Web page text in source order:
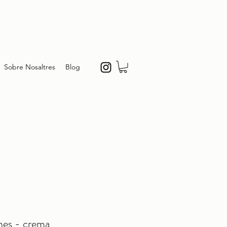
Sobre Nosaltres Blog
- crema